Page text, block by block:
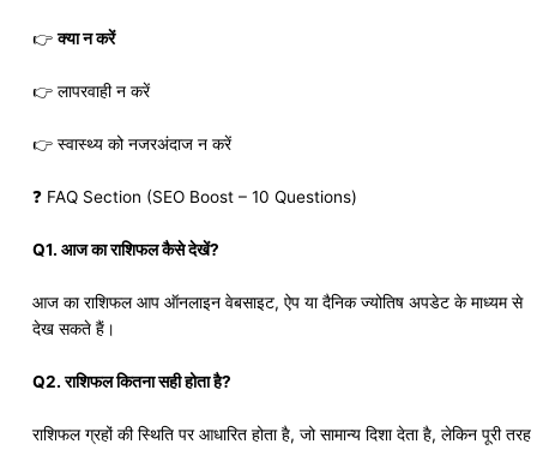
👉क्या न करें
👉 लापरवाही न करें
👉 स्वास्थ्य को नजरअंदाज न करें
❓ FAQ Section (SEO Boost – 10 Questions)
Q1. आज का राशिफल कैसे देखें?
आज का राशिफल आप ऑनलाइन वेबसाइट, ऐप या दैनिक ज्योतिष अपडेट के माध्यम से
देख सकते हैं।
Q2. राशिफल कितना सही होता है?
राशिफल ग्रहों की स्थिति पर आधारित होता है, जो सामान्य दिशा देता है, लेकिन पूरी तरह